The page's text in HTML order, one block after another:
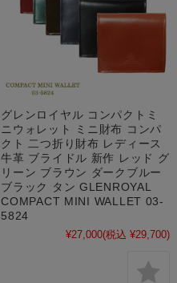
グレンロイヤル コンパクトミ
ニウォレット ミニ財布 コンパ
クト 二つ折り財布 レディース
牛革 ブライドル 新作 レッド グ
リーン ブラウン ダークブルー
ブラック タン GLENROYAL
COMPACT MINI WALLET 03-
5824
¥27,000(税込 ¥29,700)